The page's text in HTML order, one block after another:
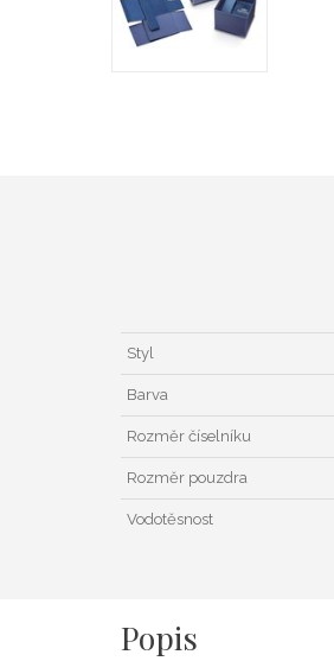
Styl
Barva
Rozměr číselníku
Rozměr pouzdra
Vodotěsnost
Popis